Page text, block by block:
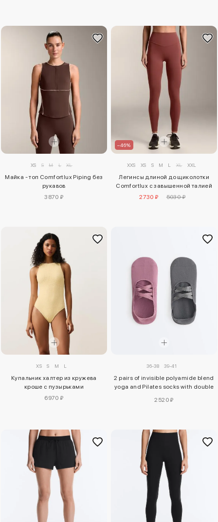
XS S M L XL
Майка - топ Comfortlux Piping без
рукавов
3870 ₽
–46%
XXS XS S M L XL XXL
Легинсы длиной до щиколотки
Comfortlux с завышенной талией
2730 ₽
5030 ₽
XS S M L
Купальник халтер из кружева
кроше с пузырьками
6970 ₽
36-38 39-41
2 pairs of invisible polyamide blend
yoga and Pilates socks with double
2520 ₽